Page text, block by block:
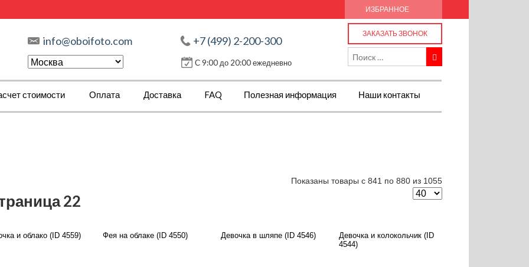
ИЗБРАННОЕ
info@oboifoto.com +7 (499) 2-200-300
С 9:00 до 20:00 ежедневно
ЗАКАЗАТЬ ЗВОНОК
стоимости Оплата Доставка FAQ Полезная информация Наши контакты
Показаны товары с 841 по 880 из 1055
22
и облако (ID 4559) Фея на облаке (ID 4550) Девочка в шляпе (ID 4546)
Девочка и колокольчик (ID
4544)